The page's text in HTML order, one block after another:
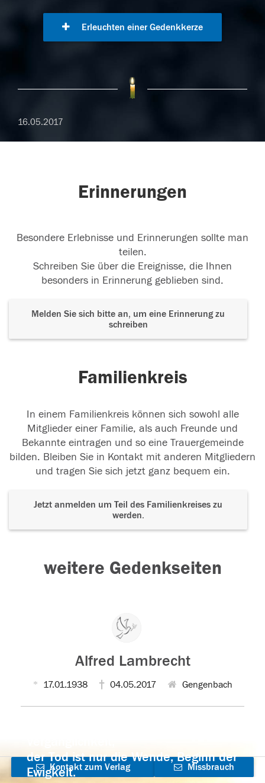
Erleuchten einer Gedenkkerze
16.05.2017
Erinnerungen
Besondere Erlebnisse und Erinnerungen sollte man
teilen.
Schreiben Sie über die Ereignisse, die Ihnen
besonders in Erinnerung geblieben sind.
Melden Sie sich bitte an, um eine Erinnerung zu
schreiben
Familienkreis
In einem Familienkreis können sich sowohl alle
Mitglieder einer Familie, als auch Freunde und
Bekannte eintragen und so eine Trauergemeinde
bilden. Bleiben Sie in Kontakt mit anderen Mitgliedern
und tragen Sie sich jetzt ganz bequem ein.
Jetzt anmelden um Teil des Familienkreises zu
werden.
weitere Gedenkseiten
Alfred Lambrecht
17.01.1938 04.05.2017 Gengenbach
der Tod ist nur die Wende, Beginn der
Ewigkeit.
Kontakt zum Verlag
Missbrauch